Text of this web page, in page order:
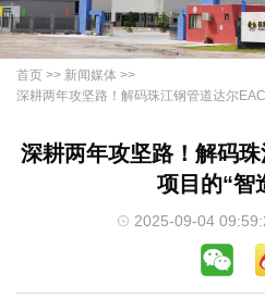
首页 >> 新闻媒体 >>
深耕两年攻坚路！解码珠江钢管道达尔
深耕两年攻坚路！解码
项目的“智
2025-09-04